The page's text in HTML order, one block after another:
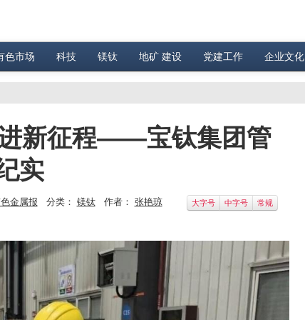
色市场 科技 镁钛 地矿 建设 党建工作 企业文化
新征程——宝钛集团管
实
金属报 分类： 镁钛作者： 张艳琼 大字号 中字号 常规